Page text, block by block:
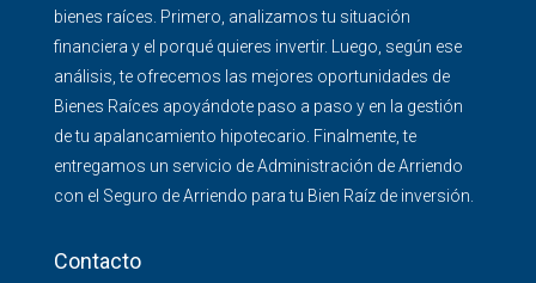
bienes raíces. Primero, analizamos tu situación
financiera y el porqué quieres invertir. Luego, según ese
análisis, te ofrecemos las mejores oportunidades de
Bienes Raíces apoyándote paso a paso y en la gestión
de tu apalancamiento hipotecario. Finalmente, te
entregamos un servicio de Administración de Arriendo
con el Seguro de Arriendo para tu Bien Raíz de inversión.
Contacto